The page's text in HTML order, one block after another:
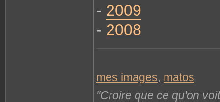
- 2009
- 2008
mes images, matos
"Croire que ce qu'on